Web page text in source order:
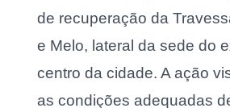
de recuperação da
e Melo, lateral da sede do
centro da cidade. A ação
as condições adequadas